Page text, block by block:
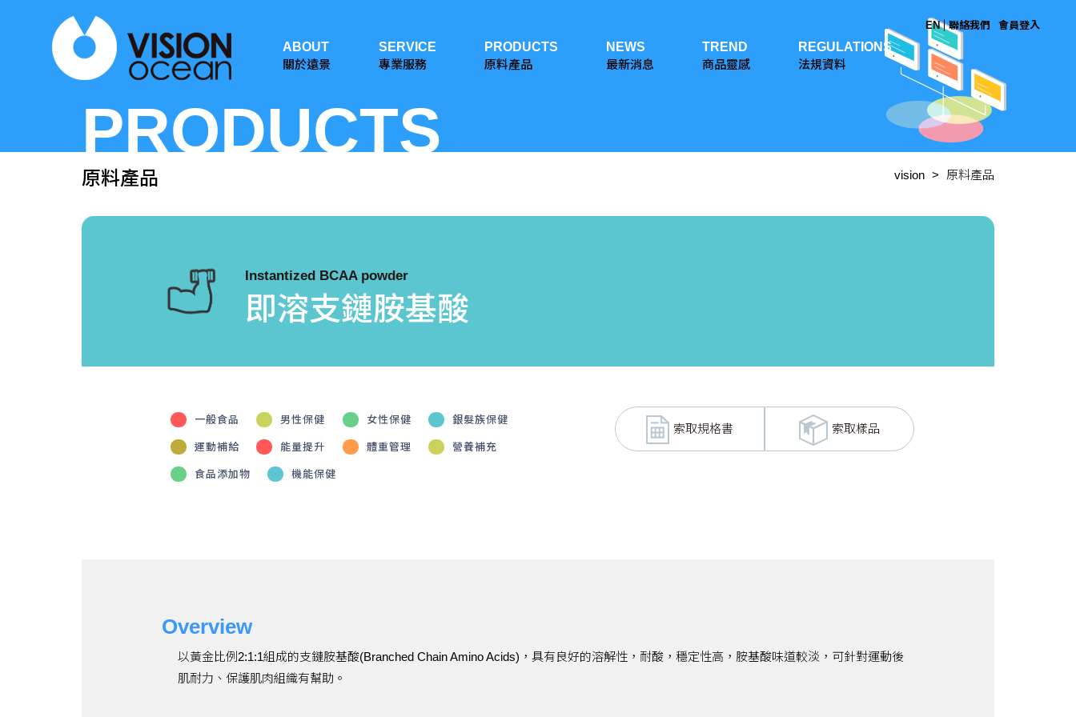
ABOUT
關於遠景
SERVICE
專業服務
PRODUCTS
原料產品
NEWS
最新消息
TREND
商品靈感
REGULATIONS
法規資料
EN 聯絡我們 會員登入
PRODUCTS
原料產品 vision 原料產品
Instantized BCAA powder
即溶支鏈胺基酸
一般食品 男性保健 女性保健 銀髮族保健
運動補給 能量提升 體重管理 營養補充
食品添加物 機能保健
索取規格書 索取樣品
Overview
以黃金比例2:1:1組成的支鏈胺基酸(Branched Chain Amino Acids)，具有良好的溶解性，耐酸，穩定性高，胺基酸味道較淡，可針對運動後
肌耐力、保護肌肉組織有幫助。